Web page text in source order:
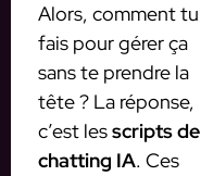
Alors, comment tu
fais pour gérer ça
sans te prendre la
tête ? La réponse,
c’est lesscripts de
chatting IA. Ces